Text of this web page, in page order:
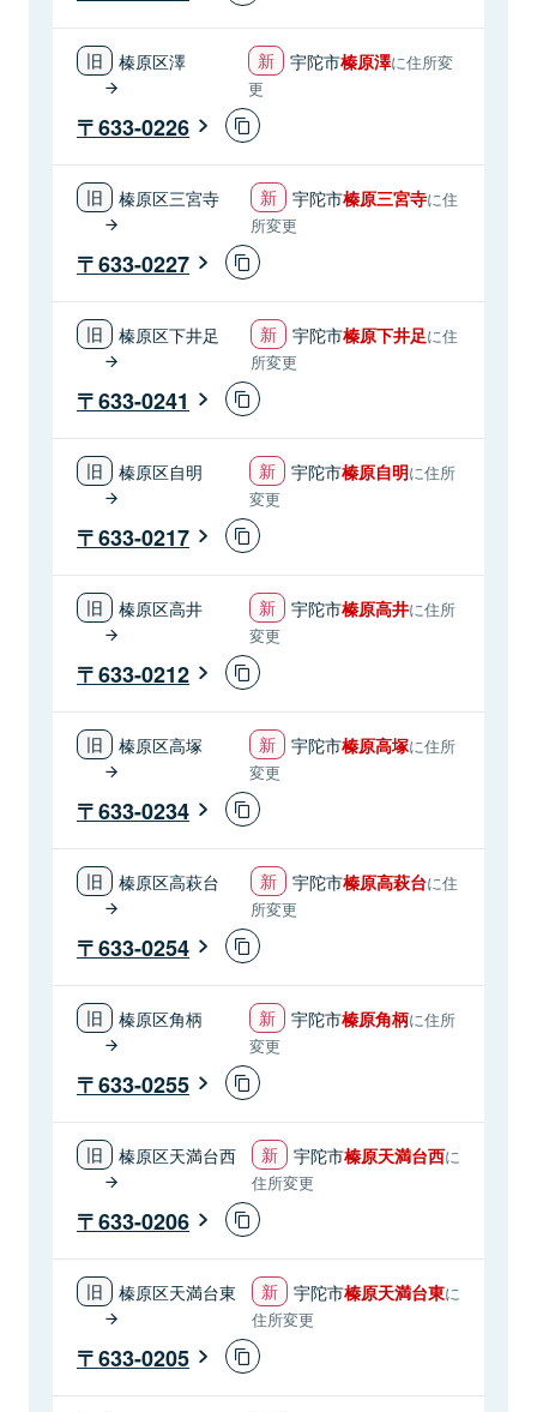
榛原区澤 宇陀市榛原澤に住所変
更
633-0226
榛原区三宮寺 宇陀市榛原三宮寺に住
所変更
633-0227
榛原区下井足 宇陀市榛原下井足に住
所変更
633-0241
榛原区自明 宇陀市榛原自明に住所
変更
633-0217
榛原区高井 宇陀市榛原高井に住所
変更
633-0212
榛原区高塚 宇陀市榛原高塚に住所
変更
633-0234
榛原区高萩台 宇陀市榛原高萩台に住
所変更
633-0254
榛原区角柄 宇陀市榛原角柄に住所
変更
633-0255
榛原区天満台西 宇陀市榛原天満台西に
住所変更
633-0206
榛原区天満台東 宇陀市榛原天満台東に
住所変更
633-0205